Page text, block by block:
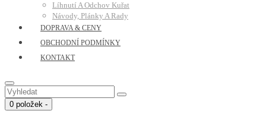
Líhnutí A Odchov Kuřat
Návody, Plánky A Rady
DOPRAVA & CENY
OBCHODNÍ PODMÍNKY
KONTAKT
0 položek -